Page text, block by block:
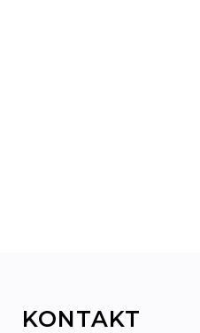
KONTAKT